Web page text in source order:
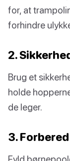
for, at
forhindre
2.
Brug et
holde
de leger.
3.
Fyld